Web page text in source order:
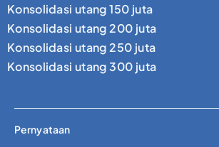
Konsolidasi utang 150 juta
Konsolidasi utang 200 juta
Konsolidasi utang 250 juta
Konsolidasi utang 300 juta
Pernyataan